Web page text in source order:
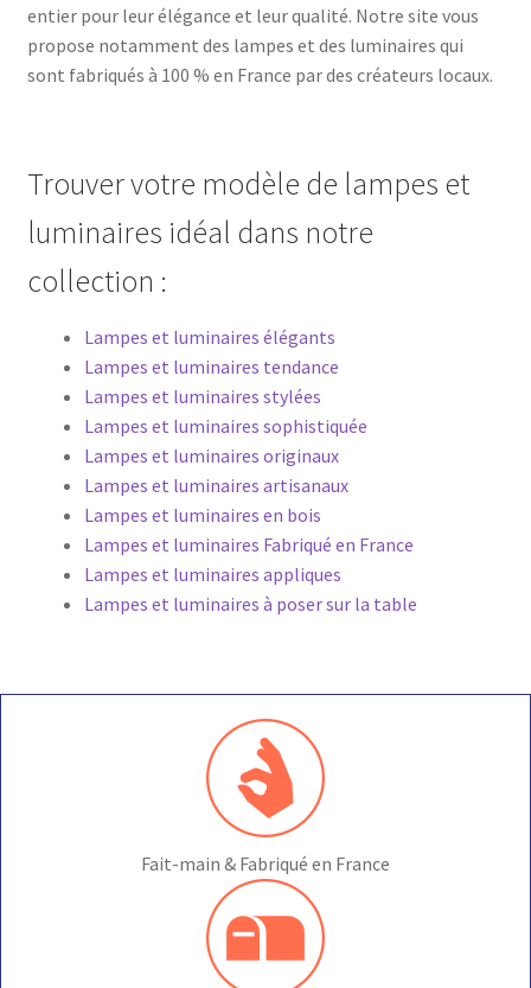
entier pour leur élégance et leur qualité. Notre site vous
propose notamment des lampes et des luminaires qui
sont fabriqués à 100 % en France par des créateurs locaux.
Trouver votre modèle de lampes et
luminaires idéal dans notre
collection :
Lampes et luminaires élégants
Lampes et luminaires tendance
Lampes et luminaires stylées
Lampes et luminaires sophistiquée
Lampes et luminaires originaux
Lampes et luminaires artisanaux
Lampes et luminaires en bois
Lampes et luminaires Fabriqué en France
Lampes et luminaires appliques
Lampes et luminaires à poser sur la table
Fait-main & Fabriqué en France